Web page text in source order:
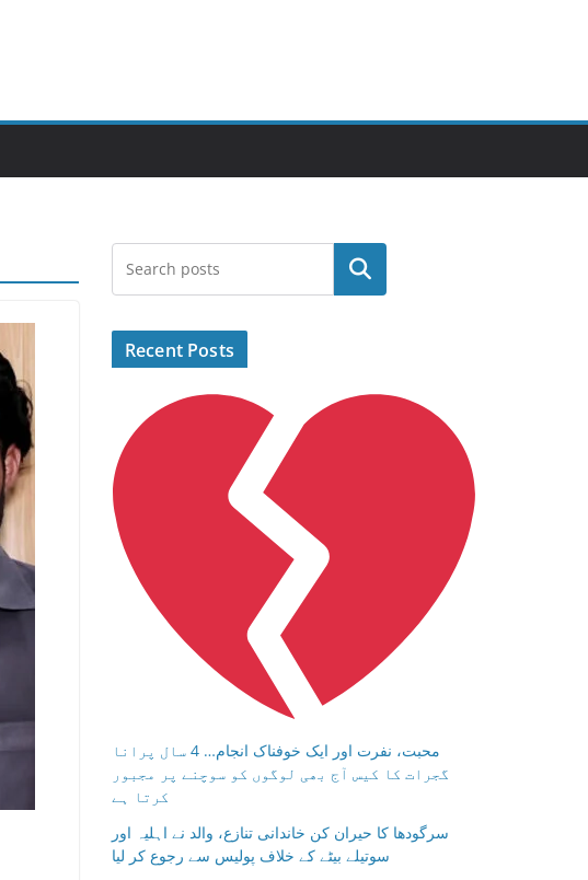
Search
Recent Posts
محبت، نفرت اور ایک خوفناک انجام… 4 سال پرانا
گجرات کا کیس آج بھی لوگوں کو سوچنے پر مجبور
کرتا ہے
سرگودھا کا حیران کن خاندانی تنازع، والد نے اہلیہ اور
سوتیلے بیٹے کے خلاف پولیس سے رجوع کر لیا